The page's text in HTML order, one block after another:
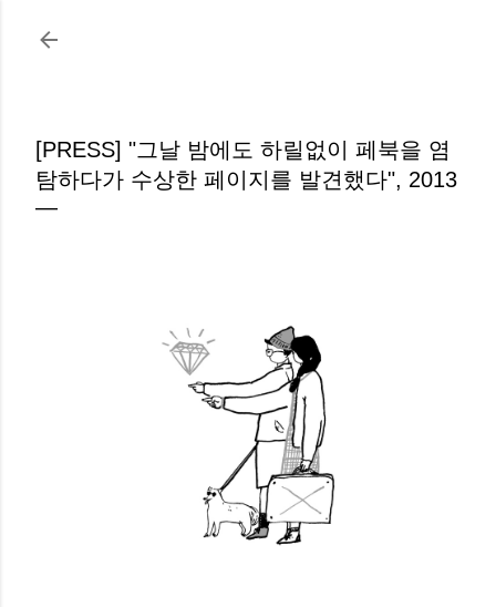
[PRESS] "그날 밤에도 하릴없이 페북을 염
탐하다가 수상한 페이지를 발견했다", 2013